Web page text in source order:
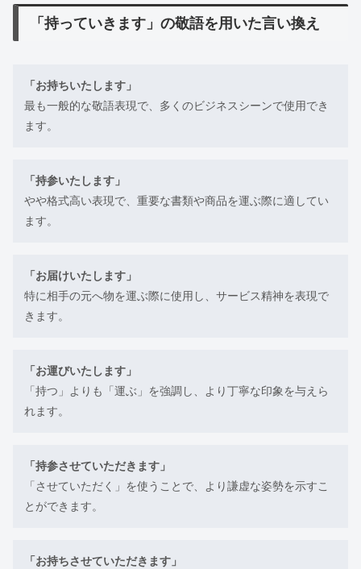
「持っていきます」の敬語を用いた言い換え
「お持ちいたします」
最も一般的な敬語表現で、多くのビジネスシーンで使用でき
ます。
「持参いたします」
やや格式高い表現で、重要な書類や商品を運ぶ際に適してい
ます。
「お届けいたします」
特に相手の元へ物を運ぶ際に使用し、サービス精神を表現で
きます。
「お運びいたします」
「持つ」よりも「運ぶ」を強調し、より丁寧な印象を与えら
れます。
「持参させていただきます」
「させていただく」を使うことで、より謙虚な姿勢を示すこ
とができます。
「お持ちさせていただきます」